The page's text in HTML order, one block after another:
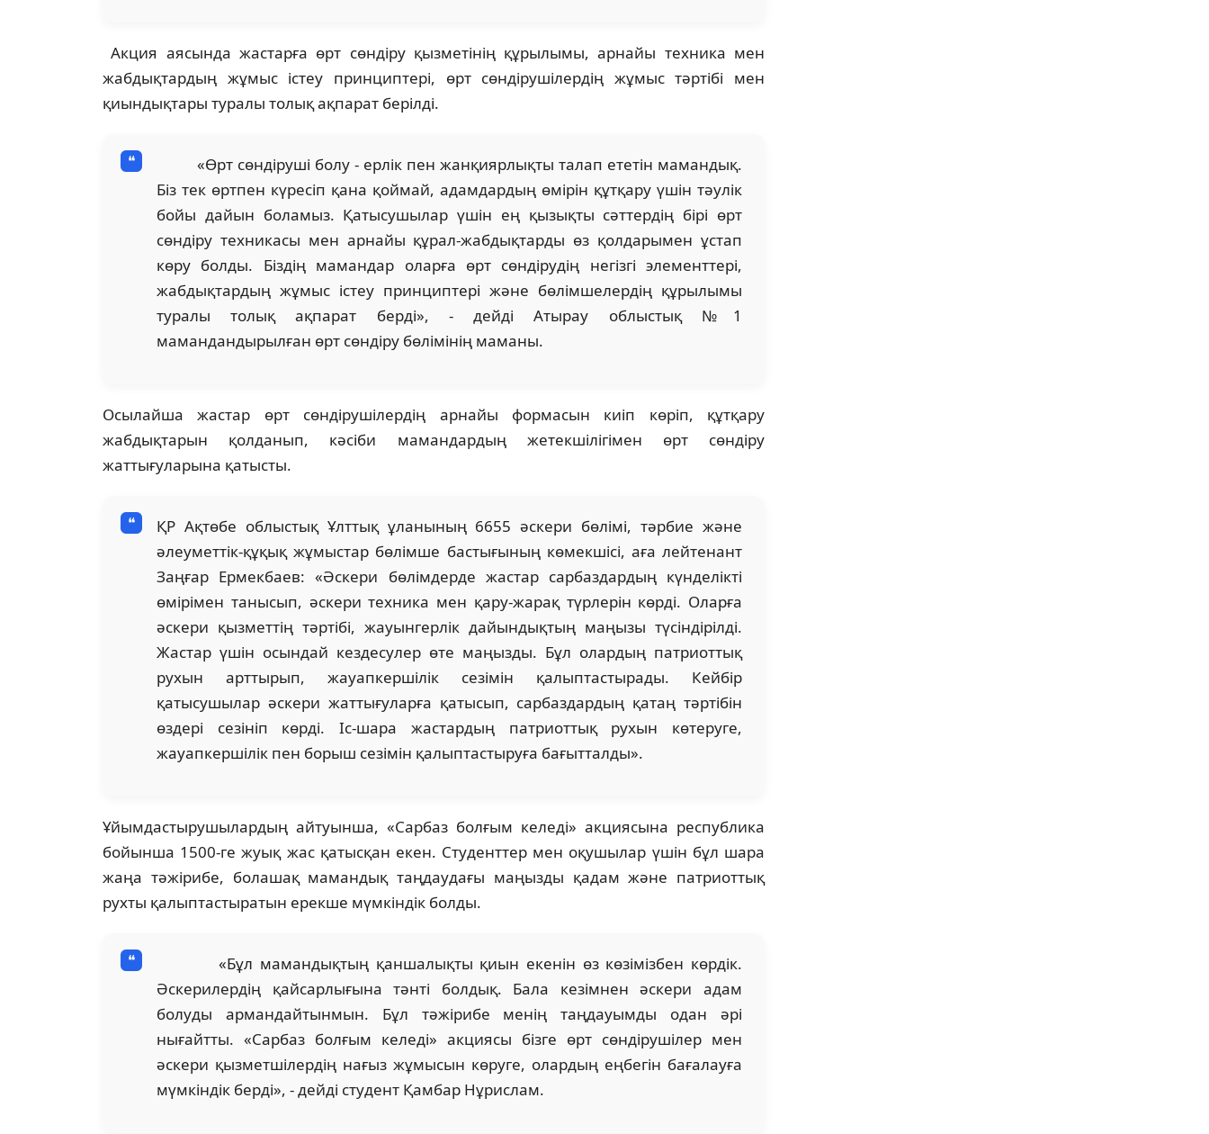
Акция аясында жастарға өрт сөндіру қызметінің құрылымы, арнайы техника мен
жабдықтардың жұмыс істеу принциптері, өрт сөндірушілердің жұмыс тәртібі мен
қиындықтары туралы толық ақпарат берілді.
«Өрт сөндіруші болу - ерлік пен жанқиярлықты талап ететін мамандық.
Біз тек өртпен күресіп қана қоймай, адамдардың өмірін құтқару үшін тәулік
бойы дайын боламыз. Қатысушылар үшін ең қызықты сәттердің бірі өрт
сөндіру техникасы мен арнайы құрал-жабдықтарды өз қолдарымен ұстап
көру болды. Біздің мамандар оларға өрт сөндірудің негізгі элементтері,
жабдықтардың жұмыс істеу принциптері және бөлімшелердің құрылымы
туралы толық ақпарат берді», - дейді Атырау облыстық №1
мамандандырылған өрт сөндіру бөлімінің маманы.
Осылайша жастар өрт сөндірушілердің арнайы формасын киіп көріп, құтқару
жабдықтарын қолданып, кәсіби мамандардың жетекшілігімен өрт сөндіру
жаттығуларына қатысты.
ҚР Ақтөбе облыстық Ұлттық ұланының 6655 әскери бөлімі, тәрбие және
әлеуметтік-құқық жұмыстар бөлімше бастығының көмекшісі, аға лейтенант
Заңғар Ермекбаев: «Әскери бөлімдерде жастар сарбаздардың күнделікті
өмірімен танысып, әскери техника мен қару-жарақ түрлерін көрді. Оларға
әскери қызметтің тәртібі, жауынгерлік дайындықтың маңызы түсіндірілді.
Жастар үшін осындай кездесулер өте маңызды. Бұл олардың патриоттық
рухын арттырып, жауапкершілік сезімін қалыптастырады. Кейбір
қатысушылар әскери жаттығуларға қатысып, сарбаздардың қатаң тәртібін
өздері сезініп көрді. Іс-шара жастардың патриоттық рухын көтеруге,
жауапкершілік пен борыш сезімін қалыптастыруға бағытталды».
Ұйымдастырушылардың айтуынша, «Сарбаз болғым келеді» акциясына республика
бойынша 1500-ге жуық жас қатысқан екен. Студенттер мен оқушылар үшін бұл шара
жаңа тәжірибе, болашақ мамандық таңдаудағы маңызды қадам және патриоттық
рухты қалыптастыратын ерекше мүмкіндік болды.
«Бұл мамандықтың қаншалықты қиын екенін өз көзімізбен көрдік.
Әскерилердің қайсарлығына тәнті болдық. Бала кезімнен әскери адам
болуды армандайтынмын. Бұл тәжірибе менің таңдауымды одан әрі
нығайтты. «Сарбаз болғым келеді» акциясы бізге өрт сөндірушілер мен
әскери қызметшілердің нағыз жұмысын көруге, олардың еңбегін бағалауға
мүмкіндік берді», - дейді студент Қамбар Нұрислам.